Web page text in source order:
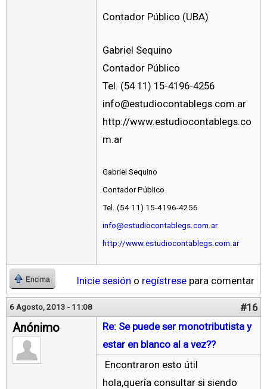
Contador Público (UBA)
Gabriel Sequino
Contador Público
Tel. (54 11) 15-4196-4256
info@estudiocontablegs.com.ar
http://www.estudiocontablegs.co
m.ar
Gabriel Sequino
Contador Público
Tel. (54 11) 15-4196-4256
info@estudiocontablegs.com.ar
http://www.estudiocontablegs.com.ar
Encima Inicie sesión o regístrese para comentar
6 Agosto, 2013 - 11:08 #16
Anónimo
Re: Se puede ser monotributista y
estar en blanco al a vez??
Encontraron esto útil
hola,quería consultar si siendo